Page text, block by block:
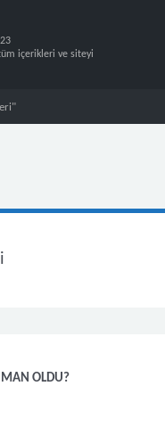
OLDU?